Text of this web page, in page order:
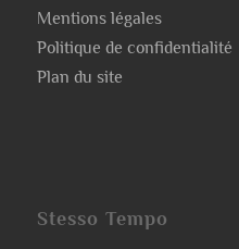
Mentions légales
Politique de confidentialité
Plan du site
Stesso Tempo